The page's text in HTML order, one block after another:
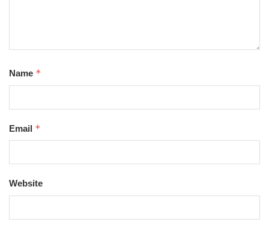
Name *
Email *
Website